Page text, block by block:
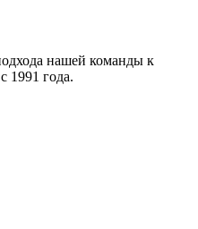
нашей команды к
1991 года.